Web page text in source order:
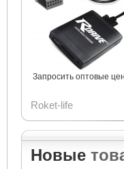
Запросить оптовые
Roket-life
Новые